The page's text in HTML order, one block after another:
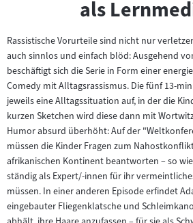
als
Rassistische Vorurteile sind nicht nur
auch sinnlos und einfach blöd: Ausgehend
beschäftigt sich die Serie in Form einer
Comedy mit Alltagsrassismus. Die fünf 13-
jeweils eine Alltagssituation auf, in der die
kurzen Sketchen wird diese dann mit
Humor absurd überhöht: Auf der
müssen die Kinder Fragen zum
afrikanischen Kontinent beantworten – so
ständig als Expert/-innen für ihr
müssen. In einer anderen Episode erfindet
eingebauter Fliegenklatsche und